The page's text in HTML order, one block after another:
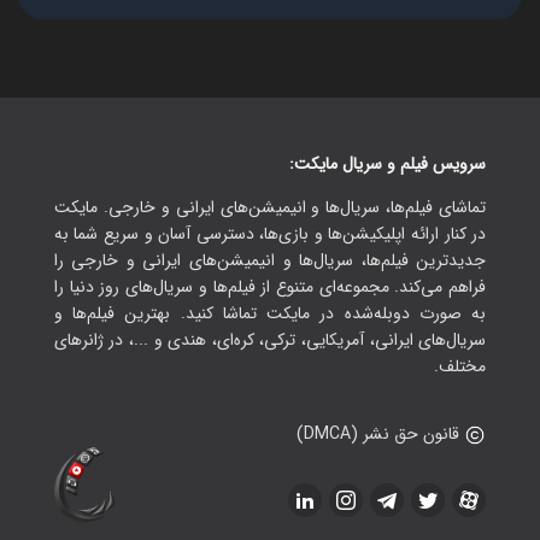
سرویس فیلم و سریال مایکت:
تماشای فیلم‌ها، سریال‌ها و انیمیشن‌های ایرانی و خارجی. مایکت
در کنار ارائه اپلیکیشن‌ها و بازی‌ها، دسترسی آسان و سریع شما به
جدیدترین فیلم‌ها، سریال‌ها و انیمیشن‌های ایرانی و خارجی را
فراهم می‌کند. مجموعه‌ای متنوع از فیلم‌ها و سریال‌های روز دنیا را
به صورت دوبله‌شده در مایکت تماشا کنید. بهترین فیلم‌ها و
سریال‌های ایرانی، آمریکایی، ترکی، کره‌ای، هندی و ...، در ژانرهای
مختلف.
قانون حق نشر (DMCA)